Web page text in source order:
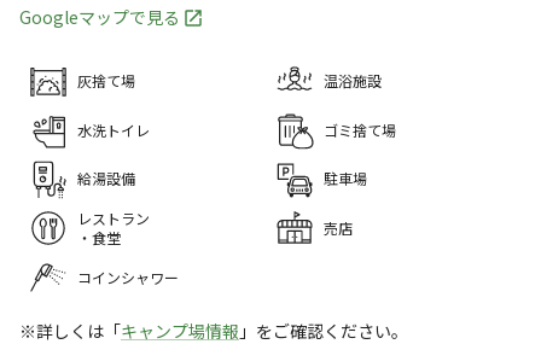
Googleマップで見る
灰捨て場 温浴施設
水洗トイレ ゴミ捨て場
給湯設備
駐車場
レストラン
・食堂
売店
コインシャワー
※詳しくは「キャンプ場情報 」をご確認ください。